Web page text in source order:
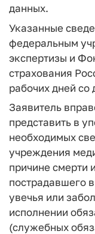
данных.
Указанные
федеральным
экспертизы и
страхования
рабочих дней со
Заявитель
представить в
необходимых
учреждения
причине смерти
пострадавшего
увечья или
исполнении
(служебных